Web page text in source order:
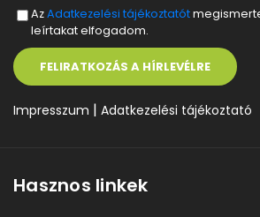
AzAdatkezelési tájékoztatót
leírtakat elfogadom.
FELIRATKOZÁS A HÍRLEVÉLRE
Impresszum | Adatkezelési tájékoztató
Hasznos linkek